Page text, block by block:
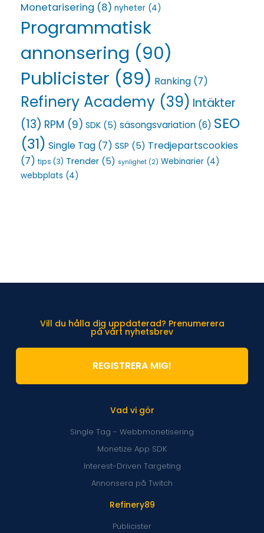
Monetarisering (8) nyheter (4)
Programmatisk
annonsering (90)
Publicister (89) Ranking (7)
Refinery Academy (39) Intäkter
(13) RPM (9) SDK (5) säsongsvariation (6) SEO
(31) Single Tag (7) SSP (5) Tredjepartscookies
(7) tips (3) Trender (5) synlighet (2) Webinarier (4)
webbplats (4)
Refinery89
Publicister
Vad vi gör
Single Tag - Webbmonetisering
Monetize App SDK
Interest-Driven Targeting
Annonsera på Twitch
Vill du hålla dig uppdaterad? Prenumerera
på vårt nyhetsbrev
REGISTRERA MIG!